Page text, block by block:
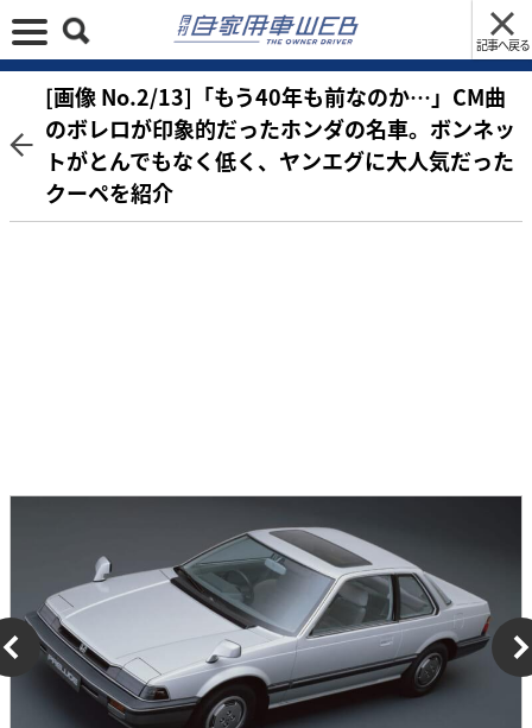
記事へ戻る
[画像 No.2/13]「もう40年も前なのか…」CM曲
のボレロが印象的だったホンダの名車。ボンネッ
トがとんでもなく低く、ヤンエグに大人気だった
クーペを紹介